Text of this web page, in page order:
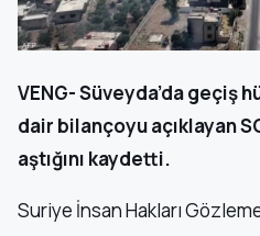
VENG- Süveyda’da geçiş
dair bilançoyu açıklayan
aştığını kaydetti.
Suriye İnsan Hakları